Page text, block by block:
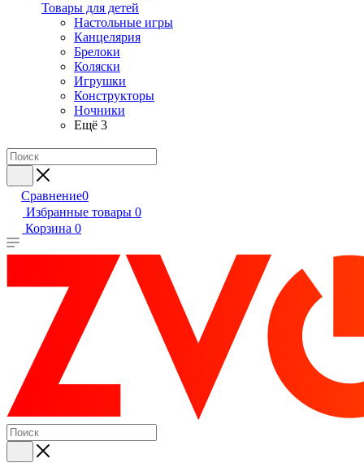
Товары для детей
Настольные игры
Канцелярия
Брелоки
Коляски
Игрушки
Конструкторы
Ночники
Ещё 3
Сравнение0
Избранные товары 0
Корзина 0